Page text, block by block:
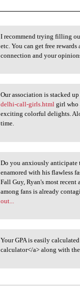
I recommend trying
I recommend trying filling
etc. You can get free
connection and your
Our association is
Our association is stacked
delhi-call-girls.html girl who
exciting colorful delights.
time.
Do you anxiously
Do you anxiously anticipate
enamored with his flawless
Fall Guy, Ryan's most
among fans is already
out...
Your GPA is easily
Your GPA is easily
calculator</a> along with